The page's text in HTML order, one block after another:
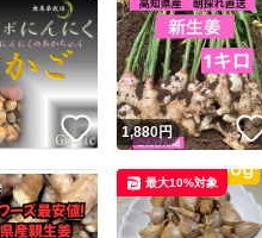
いいね！
1,880円
最大10%対象